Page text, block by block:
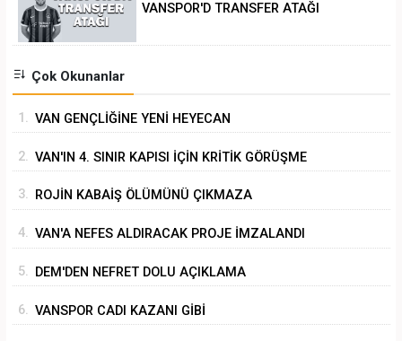
VANSPOR'D TRANSFER ATAĞI
Çok Okunanlar
1. VAN GENÇLİĞİNE YENİ HEYECAN
2. VAN'IN 4. SINIR KAPISI İÇİN KRİTİK GÖRÜŞME
3. ROJİN KABAİŞ ÖLÜMÜNÜ ÇIKMAZA
4. VAN'A NEFES ALDIRACAK PROJE İMZALANDI
5. DEM'DEN NEFRET DOLU AÇIKLAMA
6. VANSPOR CADI KAZANI GİBİ